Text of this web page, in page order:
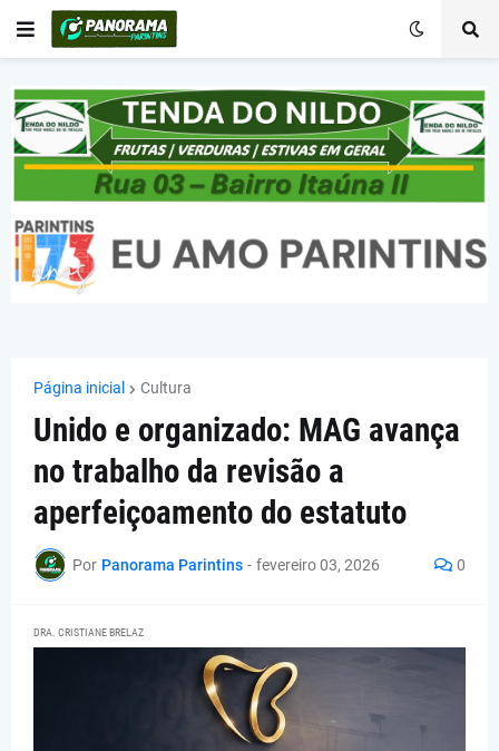
Página inicial Cultura
Unido e organizado: MAG avança
no trabalho da revisão a
aperfeiçoamento do estatuto
Por Panorama Parintins - fevereiro 03, 2026 0
DRA. CRISTIANE BRELAZ